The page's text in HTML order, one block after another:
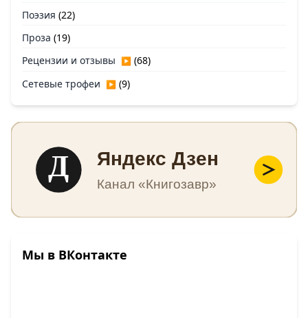
Поэзия (22)
Проза (19)
Рецензии и отзывы ▶ (68)
Сетевые трофеи ▶ (9)
Д Яндекс Дзен
Канал «Книгозавр»
Мы в ВКонтакте